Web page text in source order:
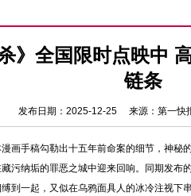
》全国限时点映中
链条
发布日期：2025-12-25 来源：第一
画手稿勾勒出十五年前命案的细节，神秘
污纳垢的罪恶之城中迎来回响。同期发布
到一起，又似在乌鸦面具人的冰冷注视下